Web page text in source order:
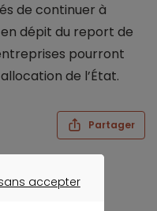
de continuer à
dépit du report de
pourront
de l’État.
Partager
accepter